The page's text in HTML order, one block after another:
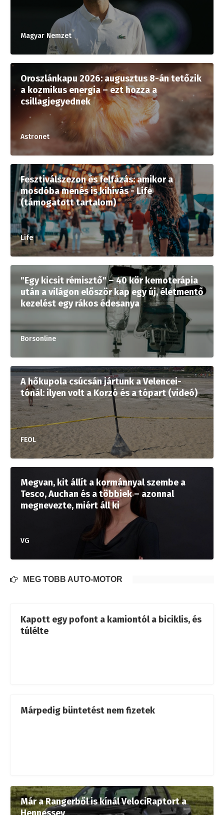
Magyar Nemzet
Oroszlánkapu 2026: augusztus 8-án tetőzik
a kozmikus energia – ezt hozza a
csillagjegyednek
Astronet
Fesztiválszezon és felfázás: amikor a
mosdóba menés is kihívás - Life
(támogatott tartalom)
Life
"Egy kicsit rémisztő" – 40 kör kemoterápia
után a világon először kap egy új, életmentő
kezelést egy rákos édesanya
Borsonline
A hőkupola csúcsán jártunk a Velencei-
tónál: ilyen volt a Korzó és a tópart (videó)
FEOL
Megvan, kit állít a kormánnyal szembe a
Tesco, Auchan és a többiek – azonnal
megnevezte, miért áll ki
VG
MÉG TÖBB AUTÓ-MOTOR
Kapott egy pofont a kamiontól a biciklis, és
túlélte
Márpedig büntetést nem fizetek
Már a Rangerből is kínál VelociRaptort a